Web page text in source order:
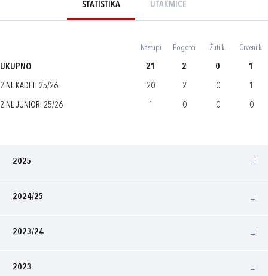
STATISTIKA UTAKMICE
Nastupi Pogotci Žuti k. Crveni k.
UKUPNO 21 2 0 1
2.NL KADETI 25/26 20 2 0 1
2.NL JUNIORI 25/26 1 0 0 0
2025
2024/25
2023/24
2023